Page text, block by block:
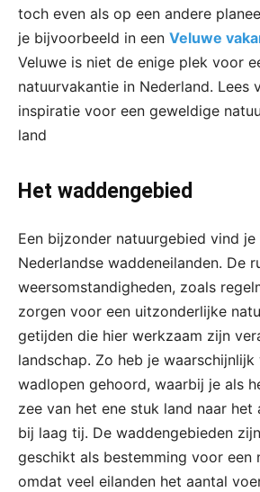
toch even als op een andere
je bijvoorbeeld in een Veluwe
Veluwe is niet de enige plek voor
natuurvakantie in Nederland. Lees
inspiratie voor een geweldige
land
Het waddengebied
Een bijzonder natuurgebied vind
Nederlandse waddeneilanden. De
weersomstandigheden, zoals
zorgen voor een uitzonderlijke
getijden die hier werkzaam zijn
landschap. Zo heb je waarschijnlijk
wadlopen gehoord, waarbij je als
zee van het ene stuk land naar het
bij laag tij. De waddengebieden
geschikt als bestemming voor een
omdat veel eilanden het aantal